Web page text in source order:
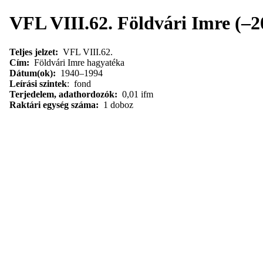
VFL VIII.62. Földvári Imre
Teljes jelzet: VFL VIII.62.
Cím: Földvári Imre hagyatéka
Dátum(ok): 1940–1994
Leírási szintek: fond
Terjedelem, adathordozók: 0,01 ifm
Raktári egység száma: 1 doboz